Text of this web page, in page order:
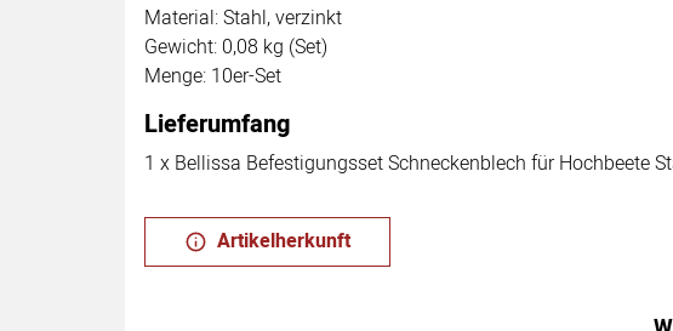
Material: Stahl, verzinkt
Gewicht: 0,08 kg (Set)
Menge: 10er-Set
Lieferumfang
1 x Bellissa Befestigungsset Schneckenblech für Hochbeete
Artikelherkunft